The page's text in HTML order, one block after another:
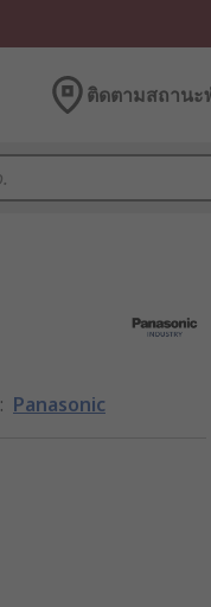
ติดตามสถาน
: Panasonic